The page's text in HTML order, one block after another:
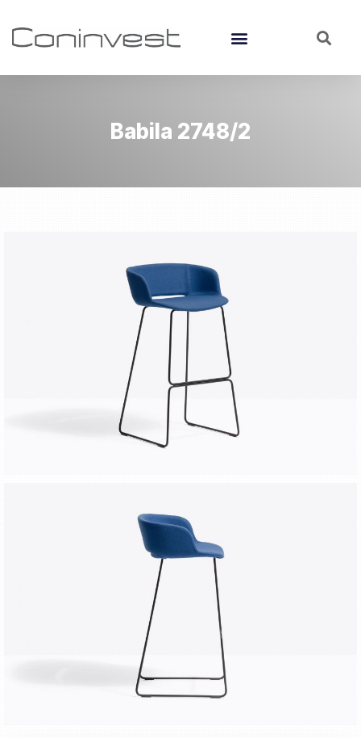
Babila 2748/2